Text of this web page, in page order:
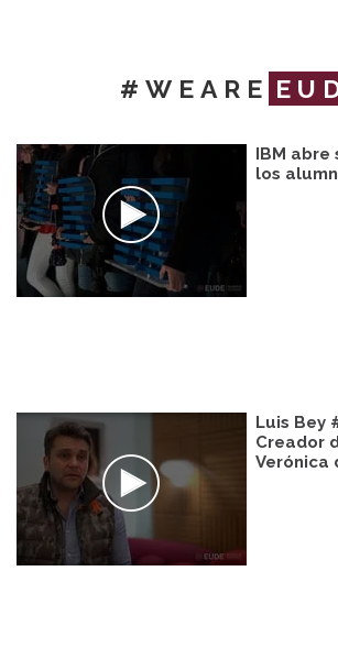
#WEARE
IBM abre
los
Luis Bey
Creador
Verónica